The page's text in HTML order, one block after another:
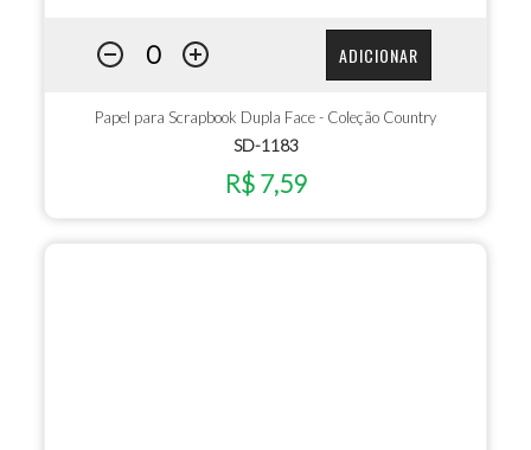
ADICIONAR
Papel para Scrapbook Dupla Face - Coleção Country
SD-1183
R$ 7,59